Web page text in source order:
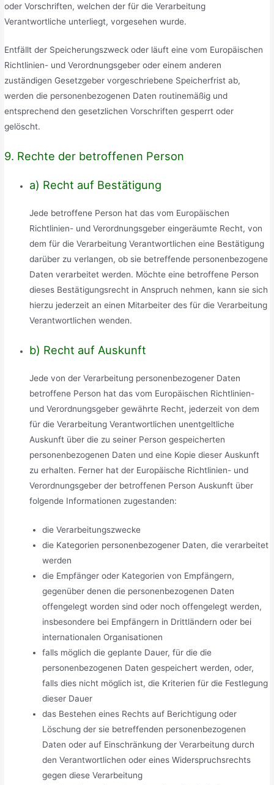
oder Vorschriften, welchen der für die Verarbeitung
Verantwortliche unterliegt, vorgesehen wurde.
Entfällt der Speicherungszweck oder läuft eine vom Europäischen
Richtlinien- und Verordnungsgeber oder einem anderen
zuständigen Gesetzgeber vorgeschriebene Speicherfrist ab,
werden die personenbezogenen Daten routinemäßig und
entsprechend den gesetzlichen Vorschriften gesperrt oder
gelöscht.
9. Rechte der betroffenen Person
a) Recht auf Bestätigung
Jede betroffene Person hat das vom Europäischen
Richtlinien- und Verordnungsgeber eingeräumte Recht, von
dem für die Verarbeitung Verantwortlichen eine Bestätigung
darüber zu verlangen, ob sie betreffende personenbezogene
Daten verarbeitet werden. Möchte eine betroffene Person
dieses Bestätigungsrecht in Anspruch nehmen, kann sie sich
hierzu jederzeit an einen Mitarbeiter des für die Verarbeitung
Verantwortlichen wenden.
b) Recht auf Auskunft
Jede von der Verarbeitung personenbezogener Daten
betroffene Person hat das vom Europäischen Richtlinien-
und Verordnungsgeber gewährte Recht, jederzeit von dem
für die Verarbeitung Verantwortlichen unentgeltliche
Auskunft über die zu seiner Person gespeicherten
personenbezogenen Daten und eine Kopie dieser Auskunft
zu erhalten. Ferner hat der Europäische Richtlinien- und
Verordnungsgeber der betroffenen Person Auskunft über
folgende Informationen zugestanden:
die Verarbeitungszwecke
die Kategorien personenbezogener Daten, die verarbeitet
werden
die Empfänger oder Kategorien von Empfängern,
gegenüber denen die personenbezogenen Daten
offengelegt worden sind oder noch offengelegt werden,
insbesondere bei Empfängern in Drittländern oder bei
internationalen Organisationen
falls möglich die geplante Dauer, für die die
personenbezogenen Daten gespeichert werden, oder,
falls dies nicht möglich ist, die Kriterien für die Festlegung
dieser Dauer
das Bestehen eines Rechts auf Berichtigung oder
Löschung der sie betreffenden personenbezogenen
Daten oder auf Einschränkung der Verarbeitung durch
den Verantwortlichen oder eines Widerspruchsrechts
gegen diese Verarbeitung